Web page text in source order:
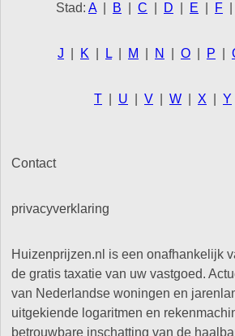
Stad: A B C D E F
J K L M N O P
T U V W X Y
Contact
privacyverklaring
Huizenprijzen.nl is een onafhankelijk
de gratis taxatie van uw vastgoed.
van Nederlandse woningen en
uitgekiende logaritmen en
betrouwbare inschatting van de